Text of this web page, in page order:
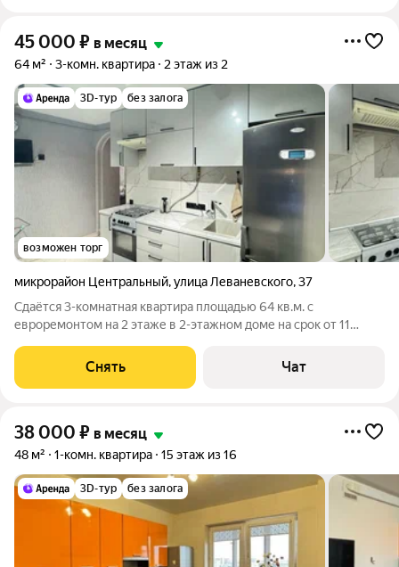
45 000 ₽ в месяц
64 м² 3-комн. квартира 2 этаж из 2
3D-тур без залога
возможен торг
микрорайон Центральный,улица Леваневского,37
Сдаётся 3-комнатная квартира площадью 64 кв.м. с
евроремонтом на 2 этаже в 2-этажном доме на срок от 11
Стиральная машина Холодильник Кондиционер
Микроволновка Дом - деревянный, окна выходят во
Снять Чат
38 000 ₽ в месяц
48 м² 1-комн. квартира 15 этаж из 16
3D-тур без залога